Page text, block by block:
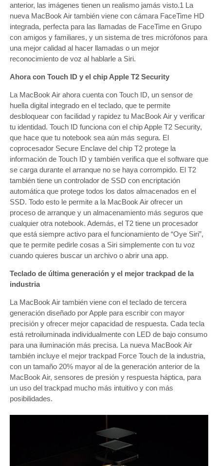
anterior, las imágenes tienen un realismo jamás visto.1 La
nueva MacBook Air también viene con cámara FaceTime HD
integrada, perfecta para las llamadas de FaceTime en Grupo
con amigos y familiares, y un sistema de tres micrófonos para
una mejor calidad al hacer llamadas o un mejor
reconocimiento de voz al hablarle a Siri.
Ahora con Touch ID y el chip Apple T2 Security
La MacBook Air ahora cuenta con Touch ID, un sensor de
huella digital integrado en el teclado, que te permite
desbloquear con facilidad y rapidez tu MacBook Air y verificar
tu identidad. Touch ID funciona con el chip Apple T2 Security,
que hace que tu notebook sea aún más segura. El
coprocesador Secure Enclave del chip T2 protege la
información de Touch ID y también verifica que el software que
se carga durante el arranque no se haya corrompido. El T2
también tiene un controlador de SSD con encriptación
automática que protege todos los datos almacenados en el
SSD. Todo esto le permite a la MacBook Air ofrecer un
proceso de arranque y un almacenamiento más seguros que
cualquier otra notebook. Además, el T2 tiene un procesador
que está siempre activo para el funcionamiento de “Oye Siri”,
que te permite pedirle cosas a Siri simplemente con tu voz
cuando quieres buscar un archivo o abrir una app.
Teclado de última generación y el mejor trackpad de la
industria
La MacBook Air también viene con el teclado de tercera
generación diseñado por Apple para escribir con mayor
precisión y ofrecer mejor capacidad de respuesta. Cada tecla
está retroiluminada individualmente con LED de bajo consumo
para una iluminación más precisa. La nueva MacBook Air
también incluye el mejor trackpad Force Touch de la industria,
con un tamaño 20% mayor al de la generación anterior de la
MacBook Air, sensores de presión y respuesta háptica, para
un uso del trackpad mucho más intuitivo y con más
posibilidades.